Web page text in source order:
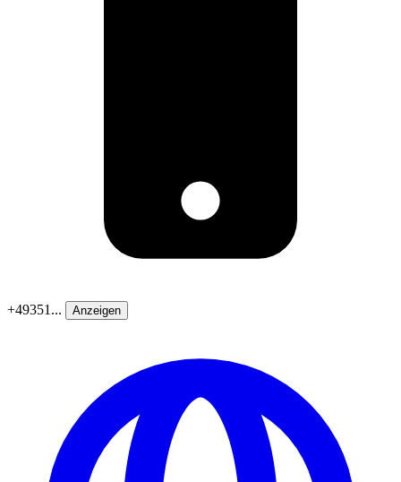
+49351... Anzeigen